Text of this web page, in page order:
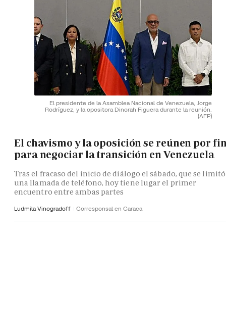
El presidente de la Asamblea Nacional de Venezuela, Jorge
Rodríguez, y la opositora Dinorah Figuera durante la reunión.
(AFP)
El chavismo y la oposición se reúnen por
para negociar la transición en Venezuela
Tras el fracaso del inicio de diálogo el sábado, que se
una llamada de teléfono, hoy tiene lugar el primer
encuentro entre ambas partes
Ludmila Vinogradoff Corresponsal en Caraca